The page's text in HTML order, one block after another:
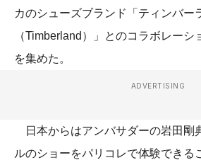
カのシューズブランド「ティンバー
（Timberland）」とのコラボレーシ
を集めた。
ADVERTISING
日本からはアンバサダーの岩田剛
ルのショーをパリコレで体験できる